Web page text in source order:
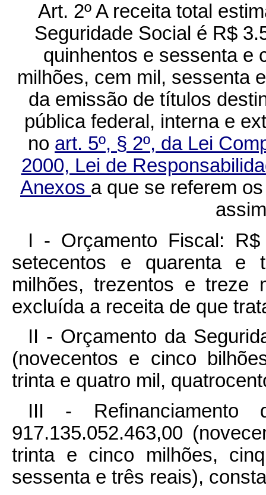
Art. 2º A receita total
Seguridade Social é R$
quinhentos e sessenta e
milhões, cem mil, sessenta
da emissão de títulos
pública federal, interna e
no art. 5º, § 2º, da Lei
2000, Lei de
Anexos a que se referem
I - Orçamento Fiscal: R$
setecentos e quarenta e
milhões, trezentos e treze
excluída a receita de que
II - Orçamento da
(novecentos e cinco
trinta e quatro mil,
III - Refinanciamento
917.135.052.463,00
trinta e cinco milhões,
sessenta e três reais),